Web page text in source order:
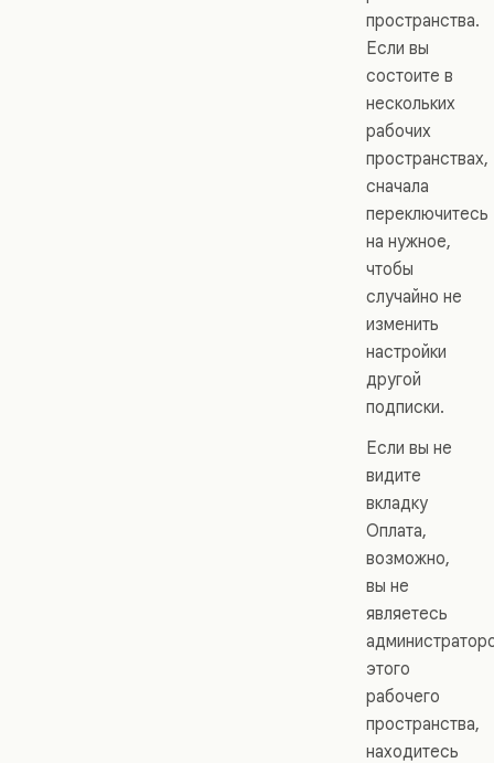
пространства.
Если вы
состоите в
нескольких
рабочих
пространствах,
сначала
переключитесь
на нужное,
чтобы
случайно не
изменить
настройки
другой
подписки.
Если вы не
видите
вкладку
Оплата,
возможно,
вы не
являетесь
этого
рабочего
пространства,
находитесь